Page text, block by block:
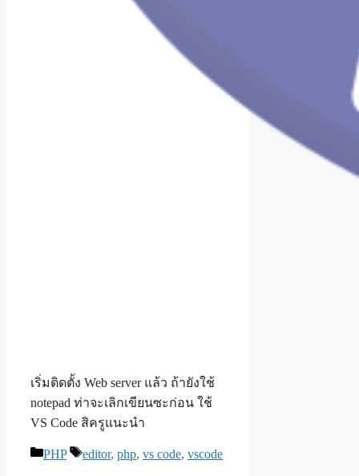
เริ่มติดตั้ง Web server แล้ว ถ้ายังใช้
notepad ท่าจะเลิกเขียนซะก่อน ใช้
VS Code สิครูแนะนำ
Categories
PHP Tags
editor, php, vs code, vscode